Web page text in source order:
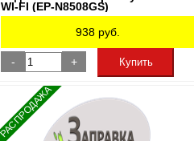
WI-FI (EP-N8508GS)
938руб.
- + Купить
РАСПРОДАЖА